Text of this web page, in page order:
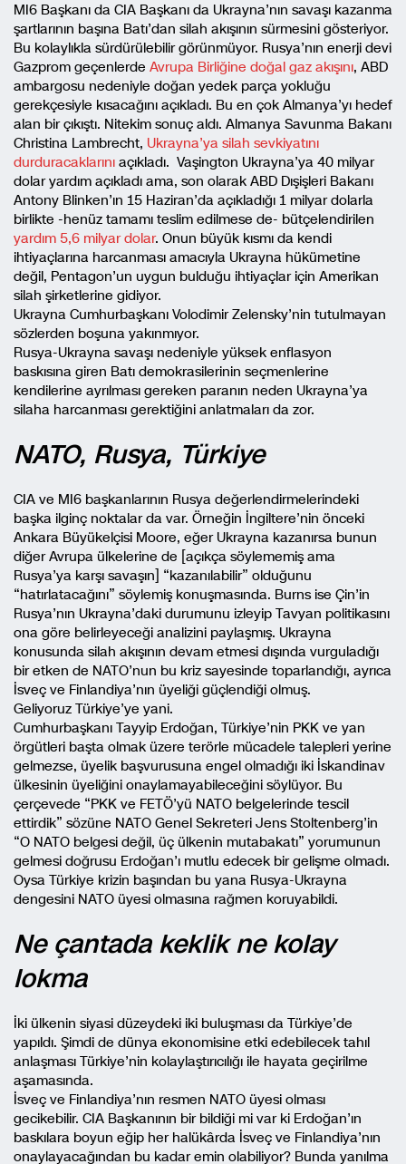
MI6 Başkanı da CIA Başkanı da Ukrayna’nın savaşı kazanma
şartlarının başına Batı’dan silah akışının sürmesini gösteriyor.
Bu kolaylıkla sürdürülebilir görünmüyor. Rusya’nın enerji devi
Gazprom geçenlerde Avrupa Birliğine doğal gaz akışını, ABD
ambargosu nedeniyle doğan yedek parça yokluğu
gerekçesiyle kısacağını açıkladı. Bu en çok Almanya’yı hedef
alan bir çıkıştı. Nitekim sonuç aldı. Almanya Savunma Bakanı
Christina Lambrecht, Ukrayna’ya silah sevkiyatını
durduracaklarını açıkladı. Vaşington Ukrayna’ya 40 milyar
dolar yardım açıkladı ama, son olarak ABD Dışişleri Bakanı
Antony Blinken’ın 15 Haziran’da açıkladığı 1 milyar dolarla
birlikte -henüz tamamı teslim edilmese de- bütçelendirilen
yardım 5,6 milyar dolar. Onun büyük kısmı da kendi
ihtiyaçlarına harcanması amacıyla Ukrayna hükümetine
değil, Pentagon’un uygun bulduğu ihtiyaçlar için Amerikan
silah şirketlerine gidiyor.
Ukrayna Cumhurbaşkanı Volodimir Zelensky’nin tutulmayan
sözlerden boşuna yakınmıyor.
Rusya-Ukrayna savaşı nedeniyle yüksek enflasyon
baskısına giren Batı demokrasilerinin seçmenlerine
kendilerine ayrılması gereken paranın neden Ukrayna’ya
silaha harcanması gerektiğini anlatmaları da zor.
NATO, Rusya, Türkiye
CIA ve MI6 başkanlarının Rusya değerlendirmelerindeki
başka ilginç noktalar da var. Örneğin İngiltere’nin önceki
Ankara Büyükelçisi Moore, eğer Ukrayna kazanırsa bunun
diğer Avrupa ülkelerine de [açıkça söylememiş ama
Rusya’ya karşı savaşın] “kazanılabilir” olduğunu
“hatırlatacağını” söylemiş konuşmasında. Burns ise Çin’in
Rusya’nın Ukrayna’daki durumunu izleyip Tavyan politikasını
ona göre belirleyeceği analizini paylaşmış. Ukrayna
konusunda silah akışının devam etmesi dışında vurguladığı
bir etken de NATO’nun bu kriz sayesinde toparlandığı, ayrıca
İsveç ve Finlandiya’nın üyeliği güçlendiği olmuş.
Geliyoruz Türkiye’ye yani.
Cumhurbaşkanı Tayyip Erdoğan, Türkiye’nin PKK ve yan
örgütleri başta olmak üzere terörle mücadele talepleri yerine
gelmezse, üyelik başvurusuna engel olmadığı iki İskandinav
ülkesinin üyeliğini onaylamayabileceğini söylüyor. Bu
çerçevede “PKK ve FETÖ’yü NATO belgelerinde tescil
ettirdik” sözüne NATO Genel Sekreteri Jens Stoltenberg’in
“O NATO belgesi değil, üç ülkenin mutabakatı” yorumunun
gelmesi doğrusu Erdoğan’ı mutlu edecek bir gelişme olmadı.
Oysa Türkiye krizin başından bu yana Rusya-Ukrayna
dengesini NATO üyesi olmasına rağmen koruyabildi.
Ne çantada keklik ne kolay
lokma
İki ülkenin siyasi düzeydeki iki buluşması da Türkiye’de
yapıldı. Şimdi de dünya ekonomisine etki edebilecek tahıl
anlaşması Türkiye’nin kolaylaştırıcılığı ile hayata geçirilme
aşamasında.
İsveç ve Finlandiya’nın resmen NATO üyesi olması
gecikebilir. CIA Başkanının bir bildiği mi var ki Erdoğan’ın
baskılara boyun eğip her halükârda İsveç ve Finlandiya’nın
onaylayacağından bu kadar emin olabiliyor? Bunda yanılma